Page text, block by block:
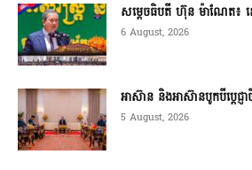
សម្តេចធិបតី ហ៊ុន ម៉ាណែត៖
6 August, 2026
អាស៊ាន និងអាស៊ានបូកបីប្តេជ្ញា
5 August, 2026